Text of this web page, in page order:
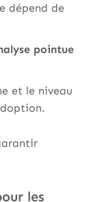
dépend de
pointue
et le niveau
les